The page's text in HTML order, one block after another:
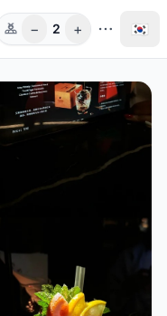
인원
− 2 + 🇰🇷